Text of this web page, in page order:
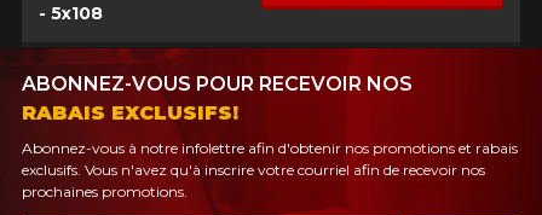
- 5x108
ABONNEZ-VOUS POUR RECEVOIR NOS
RABAIS EXCLUSIFS!
Abonnez-vous à notre infolettre afin d'obtenir nos promotions et rabais
exclusifs. Vous n'avez qu'à inscrire votre courriel afin de recevoir nos
prochaines promotions.